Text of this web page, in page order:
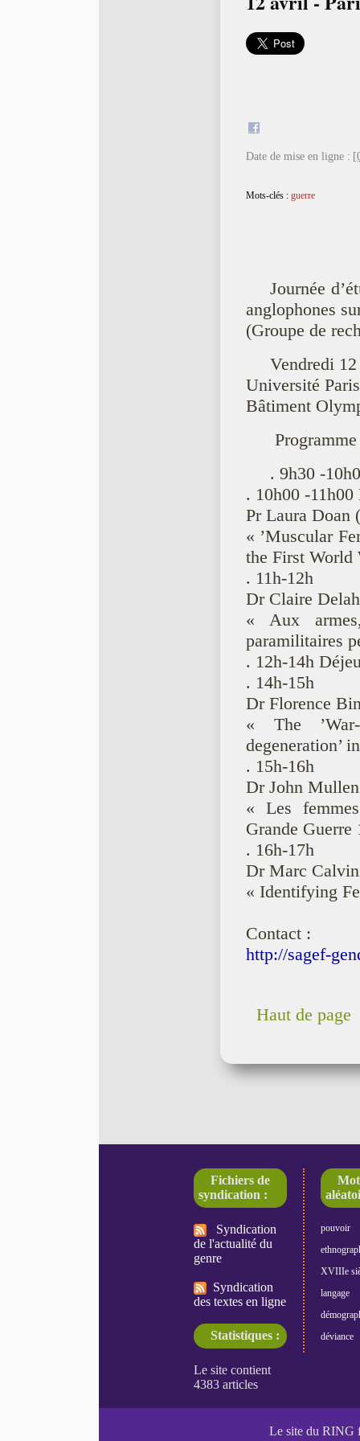
Date de mise en ligne :
Mots-clés : guerre
Journée
anglophones
(Groupe de
Vendredi
Université
Bâtiment
. 9h30 -
. 10h00 -11h00
Pr Laura Doan
« ’Muscular
the First World
. 11h-12h
Dr Claire
« Aux
paramilitaires
. 12h-14h
. 14h-15h
Dr Florence
« The
degeneration’
. 15h-16h
Dr John
« Les
Grande Guerre
. 16h-17h
Dr Marc
« Identifying
Contact :
http://sagef-
Haut de page
Fichiers de
syndication :
Syndication
de l'actualité du
genre
Syndication
des textes en ligne
Statistiques :
pouvoir
XVIIIe
langage
déviance
Le site du RING